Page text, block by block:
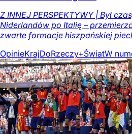
Z INNEJ PERSPEKTYWY | Był
Niderlandów po Italię –
zwarte formacje hiszpańskiej
OpinieKrajDoRzeczy+ŚwiatW